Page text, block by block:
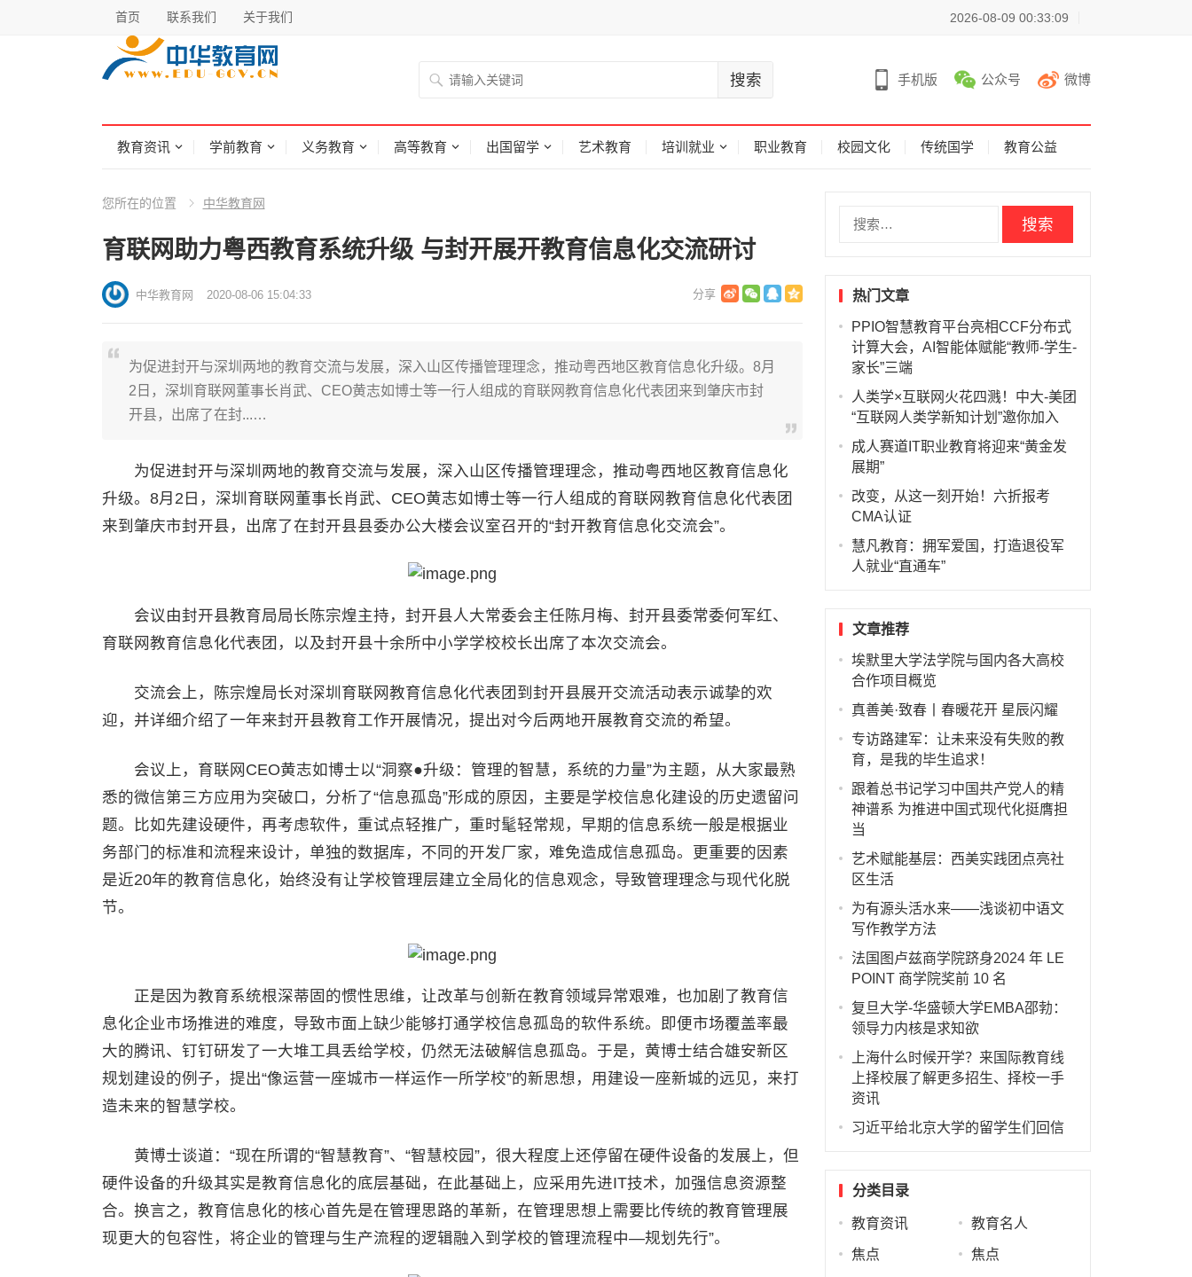
首页 联系我们 关于我们 2026-08-09 00:33:09
手机版 公众号 微博
教育资讯 学前教育 义务教育 高等教育 出国留学 艺术教育 培训就业 职业教育 校园文化 传统国学 教育公益
您所在的位置 中华教育网
育联网助力粤西教育系统升级 与封开展开教育信息化交流研讨
中华教育网 2020-08-06 15:04:33
为促进封开与深圳两地的教育交流与发展，深入山区传播管理理念，推动粤西地区教育信息化升级。8月
2日，深圳育联网董事长肖武、CEO黄志如博士等一行人组成的育联网教育信息化代表团来到肇庆市封
开县，出席了在封...…
为促进封开与深圳两地的教育交流与发展，深入山区传播管理理念，推动粤西地区教育信息化
升级。8月2日，深圳育联网董事长肖武、CEO黄志如博士等一行人组成的育联网教育信息化代表团
来到肇庆市封开县，出席了在封开县县委办公大楼会议室召开的“封开教育信息化交流会”。
会议由封开县教育局局长陈宗煌主持，封开县人大常委会主任陈月梅、封开县委常委何军红、
育联网教育信息化代表团，以及封开县十余所中小学学校校长出席了本次交流会。
交流会上，陈宗煌局长对深圳育联网教育信息化代表团到封开县展开交流活动表示诚挚的欢
迎，并详细介绍了一年来封开县教育工作开展情况，提出对今后两地开展教育交流的希望。
会议上，育联网CEO黄志如博士以“洞察●升级：管理的智慧，系统的力量”为主题，从大家最熟
悉的微信第三方应用为突破口，分析了“信息孤岛”形成的原因，主要是学校信息化建设的历史遗留问
题。比如先建设硬件，再考虑软件，重试点轻推广，重时髦轻常规，早期的信息系统一般是根据业
务部门的标准和流程来设计，单独的数据库，不同的开发厂家，难免造成信息孤岛。更重要的因素
是近20年的教育信息化，始终没有让学校管理层建立全局化的信息观念，导致管理理念与现代化脱
节。
正是因为教育系统根深蒂固的惯性思维，让改革与创新在教育领域异常艰难，也加剧了教育信
息化企业市场推进的难度，导致市面上缺少能够打通学校信息孤岛的软件系统。即便市场覆盖率最
大的腾讯、钉钉研发了一大堆工具丢给学校，仍然无法破解信息孤岛。于是，黄博士结合雄安新区
规划建设的例子，提出“像运营一座城市一样运作一所学校”的新思想，用建设一座新城的远见，来打
造未来的智慧学校。
黄博士谈道：“现在所谓的“智慧教育”、“智慧校园”，很大程度上还停留在硬件设备的发展上，但
硬件设备的升级其实是教育信息化的底层基础，在此基础上，应采用先进IT技术，加强信息资源整
合。换言之，教育信息化的核心首先是在管理思路的革新，在管理思想上需要比传统的教育管理展
现更大的包容性，将企业的管理与生产流程的逻辑融入到学校的管理流程中—规划先行”。
热门文章
PPIO智慧教育平台亮相CCF分布式
计算大会，AI智能体赋能“教师-学生-
家长”三端
人类学×互联网火花四溅！中大-美团
“互联网人类学新知计划”邀你加入
成人赛道IT职业教育将迎来“黄金发
展期”
改变，从这一刻开始！六折报考
CMA认证
慧凡教育：拥军爱国，打造退役军
人就业“直通车”
文章推荐
埃默里大学法学院与国内各大高校
合作项目概览
真善美·致春丨春暖花开 星辰闪耀
专访路建军：让未来没有失败的教
育，是我的毕生追求！
跟着总书记学习中国共产党人的精
神谱系 为推进中国式现代化挺膺担
当
艺术赋能基层：西美实践团点亮社
区生活
为有源头活水来——浅谈初中语文
写作教学方法
法国图卢兹商学院跻身2024 年 LE
POINT 商学院奖前 10 名
复旦大学-华盛顿大学EMBA邵勃：
领导力内核是求知欲
上海什么时候开学？来国际教育线
上择校展了解更多招生、择校一手
资讯
习近平给北京大学的留学生们回信
分类目录
教育资讯 教育名人
焦点 焦点